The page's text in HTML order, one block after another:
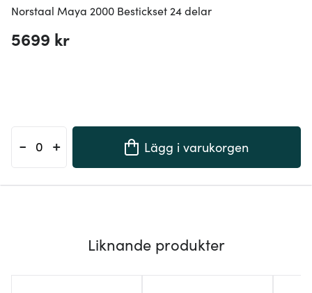
Norstaal Maya 2000 Bestickset 24 delar
5699 kr
- + Lägg i varukorgen
Liknande produkter